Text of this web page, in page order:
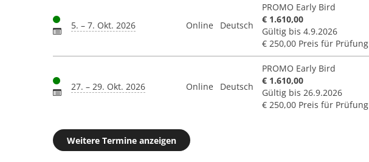
5. – 7. Okt. 2026 Online Deutsch
PROMO Early Bird
€ 1.610,00
Gültig bis 4.9.2026
€ 250,00 Preis für Prüfung
27. – 29. Okt. 2026 Online Deutsch
PROMO Early Bird
€ 1.610,00
Gültig bis 26.9.2026
€ 250,00 Preis für Prüfung
Weitere Termine anzeigen